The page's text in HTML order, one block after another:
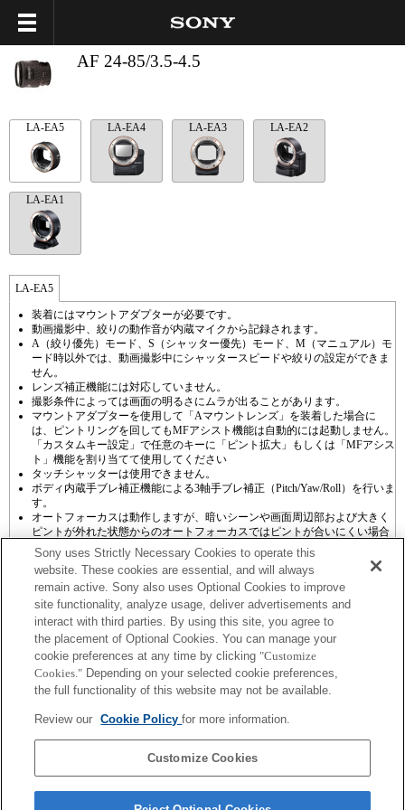
AF 24-85/3.5-4.5
LA-EA5 LA-EA4 LA-EA3 LA-EA2
LA-EA1
LA-EA5
装着にはマウントアダプターが必要です。
動画撮影中、絞りの動作音が内蔵マイクから記録されます。
A（絞り優先）モード、S（シャッター優先）モード、M（マニュアル）モ
ード時以外では、動画撮影中にシャッタースピードや絞りの設定ができま
せん。
レンズ補正機能には対応していません。
撮影条件によっては画面の明るさにムラが出ることがあります。
マウントアダプターを使用して「Aマウントレンズ」を装着した場合に
は、ピントリングを回してもMFアシスト機能は自動的には起動しません。
「カスタムキー設定」で任意のキーに「ピント拡大」もしくは「MFアシス
ト」機能を割り当てて使用してください
タッチシャッターは使用できません。
ボディ内蔵手ブレ補正機能による3軸手ブレ補正（Pitch/Yaw/Roll）を行いま
す。
オートフォーカスは動作しますが、暗いシーンや画面周辺部および大きく
ピントが外れた状態からのオートフォーカスではピントが合いにくい場合
があります
プレスリリース
ご利用条件
環境情報
クッキーポリシー
Sony uses Strictly Necessary Cookies to operate this
website. These cookies are essential, and will always
remain active. Sony also uses Optional Cookies to improve
site functionality, analyze usage, deliver advertisements and
interact with third parties. By using this site, you agree to
the placement of Optional Cookies. You can manage your
cookie preferences at any time by clicking "Customize
Cookies." Depending on your selected cookie preferences,
the full functionality of this website may not be available.
Review our Cookie Policyfor more information.
Customize Cookies